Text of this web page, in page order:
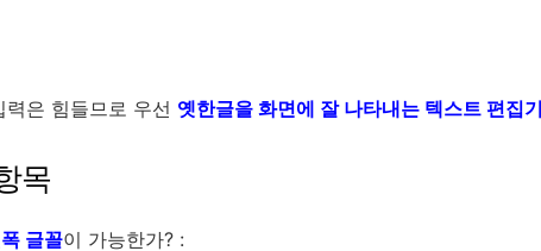
력은 힘들므로 우선 옛한글을 화면에 잘 나타내는 텍스트 편집기
목
글꼴이 가능한가? :